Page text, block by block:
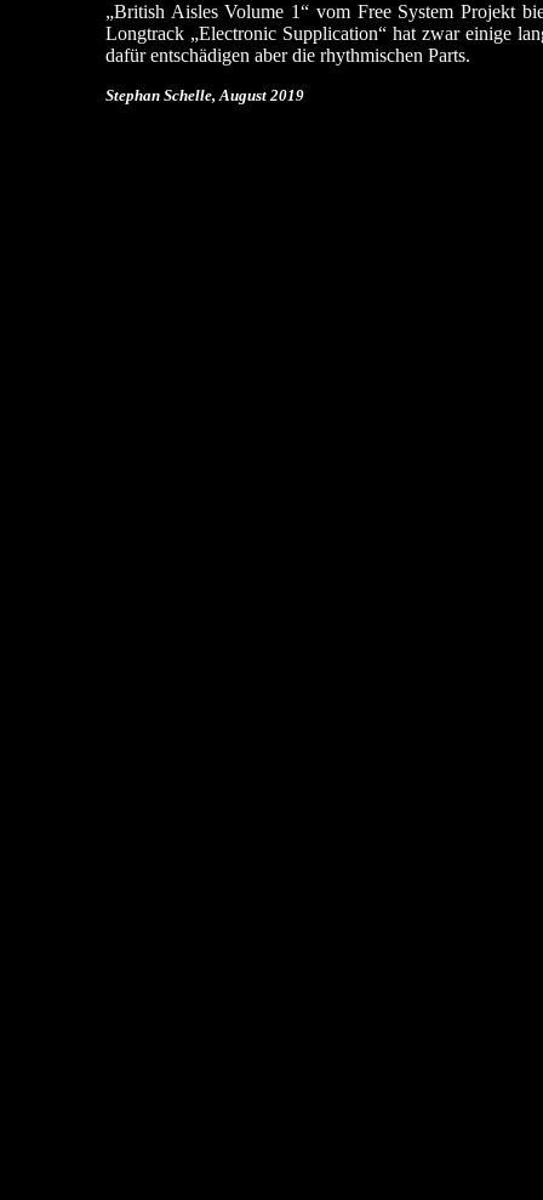
„British Aisles Volume 1“ vom Free System Projekt
Longtrack „Electronic Supplication“ hat zwar einige
dafür entschädigen aber die rhythmischen Parts.
Stephan Schelle, August 2019